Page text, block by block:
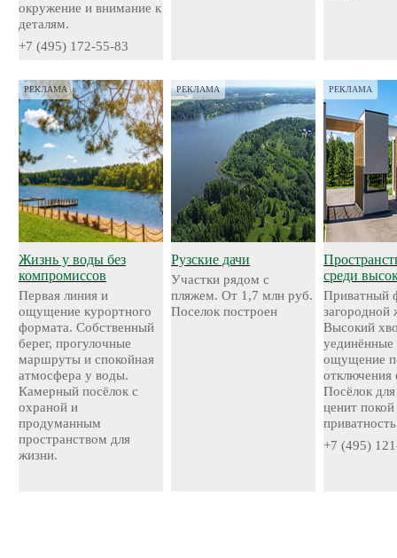
окружение и внимание к
деталям.
+7 (495) 172-55-83
РЕКЛАМА
Жизнь у воды без
компромиссов
Первая линия и
ощущение курортного
формата. Собственный
берег, прогулочные
маршруты и спокойная
атмосфера у воды.
Камерный посёлок с
охраной и
продуманным
пространством для
жизни.
РЕКЛАМА
Рузские дачи
Участки рядом с
пляжем. От 1,7 млн руб.
Поселок построен
РЕКЛАМА
среди
Приватный
загородной
Высокий
уединённые
ощущение
отключения
Посёлок
ценит
приватность
+7 (495)